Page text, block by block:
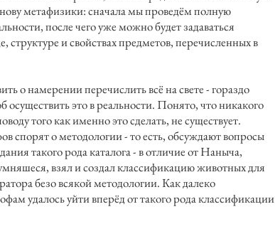
метафизики: сначала мы проведём полную
после чего уже можно будет задаваться
структуре и свойствах предметов, перечисленных в
о намерении перечислить всё на свете - гораздо
осуществить это в реальности. Понято, что никакого
того как именно это сделать, не существует.
спорят о методологии - то есть, обсуждают вопросы
такого рода каталога - в отличие от Наныча,
взял и создал классификацию животных для
безо всякой методологии. Как далеко
удалось уйти вперёд от такого рода классификации